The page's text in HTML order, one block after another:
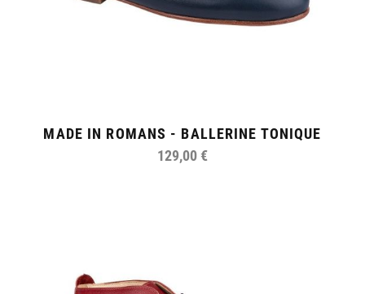
MADE IN ROMANS - BALLERINE TONIQUE
129,00 €